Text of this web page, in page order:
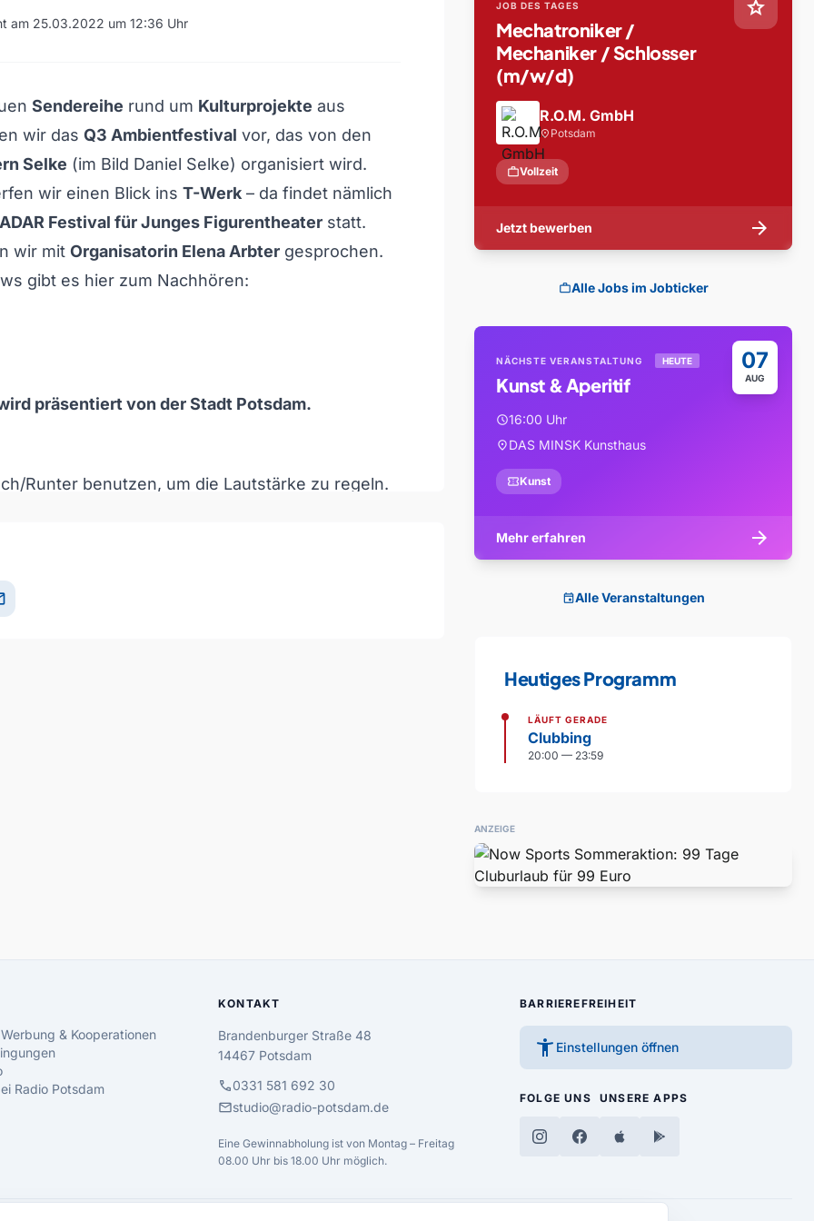
am 25.03.2022 um 12:36 Uhr
Sendereihe rund um Kulturprojekte aus
wir das Q3 Ambientfestival vor, das von den
Selke (im Bild Daniel Selke) organisiert wird.
wir einen Blick ins T-Werk – da findet nämlich
Festival für Junges Figurentheater statt.
wir mit Organisatorin Elena Arbter gesprochen.
gibt es hier zum Nachhören:
Runter benutzen, um die Lautstärke zu regeln.
präsentiert von derStadt Potsdam.
star
JOB DES TAGES
Mechatroniker /
Mechaniker / Schlosser
(m/w/d)
R.O.M. GmbH
location_on Potsdam
workVollzeit
Jetzt bewerben arrow_forward
workAlle Jobs im Jobticker
07
AUG
NÄCHSTE VERANSTALTUNG HEUTE
Kunst & Aperitif
schedule16:00 Uhr
location_onDAS MINSK Kunsthaus
confirmation_numberKunst
Mehr erfahren arrow_forward
eventAlle Veranstaltungen
Heutiges Programm
LÄUFT GERADE
Clubbing
20:00 — 23:59
ANZEIGE
& Kooperationen
Radio Potsdam
KONTAKT
Brandenburger Straße 48
14467 Potsdam
call0331 581 692 30
mailstudio@radio-potsdam.de
Eine Gewinnabholung ist von Montag – Freitag
08.00 Uhr bis 18.00 Uhr möglich.
BARRIEREFREIHEIT
accessibility_new Einstellungen öffnen
FOLGE UNS UNSERE APPS